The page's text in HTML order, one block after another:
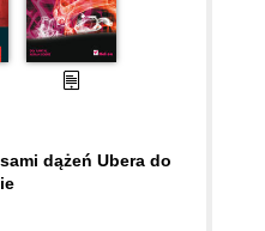
dążeń Ubera do